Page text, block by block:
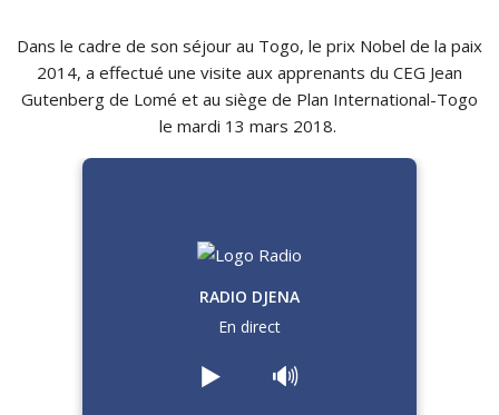
Dans le cadre de son séjour au Togo, le prix Nobel de la paix
2014, a effectué une visite aux apprenants du CEG Jean
Gutenberg de Lomé et au siège de Plan International-Togo
le mardi 13 mars 2018.
RADIO DJENA
En direct
▶️ 🔊